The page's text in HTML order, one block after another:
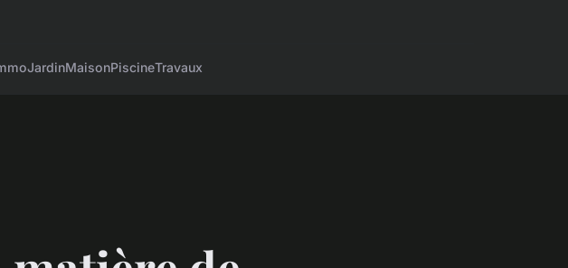
JardinMaisonPiscineTravaux